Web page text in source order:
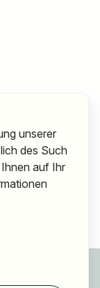
unserer
des Such
auf Ihr